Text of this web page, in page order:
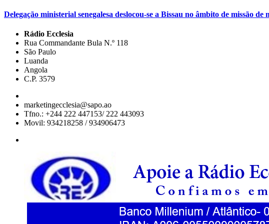
Delegação ministerial senegalesa deslocou-se a Bissau no âmbito de missão
Rádio Ecclesia
Rua Commandante Bula N.º 118
São Paulo
Luanda
Angola
C.P. 3579
marketingecclesia@sapo.ao
Tfno.: +244 222 447153/ 222 443093
Movil: 934218258 / 934906473